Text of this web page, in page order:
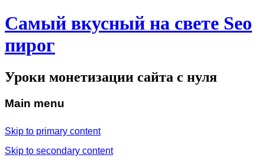
Самый вкусный на свете Seo
пирог
Уроки монетизации сайта с нуля
Main menu
Skip to primary content
Skip to secondary content